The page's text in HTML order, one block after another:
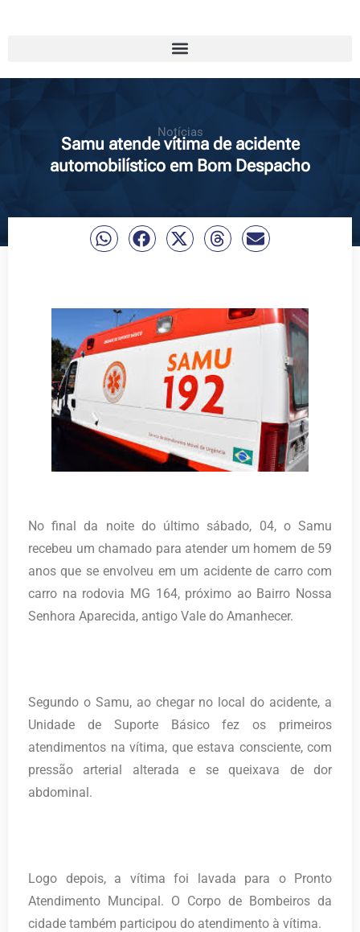
Notícias
Samu atende vítima de acidente
automobilístico em Bom Despacho
No final da noite do último sábado, 04, o Samu
recebeu um chamado para atender um homem de 59
anos que se envolveu em um acidente de carro com
carro na rodovia MG 164, próximo ao Bairro Nossa
Senhora Aparecida, antigo Vale do Amanhecer.
Segundo o Samu, ao chegar no local do acidente, a
Unidade de Suporte Básico fez os primeiros
atendimentos na vítima, que estava consciente, com
pressão arterial alterada e se queixava de dor
abdominal.
Logo depois, a vítima foi lavada para o Pronto
Atendimento Muncipal. O Corpo de Bombeiros da
cidade também participou do atendimento à vítima.